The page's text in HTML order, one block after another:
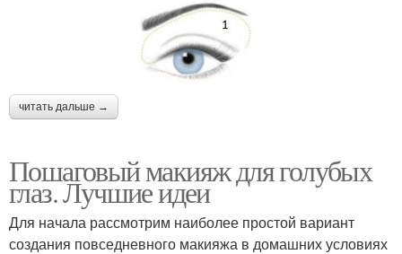
читать дальше →
Пошаговый макияж для голубых
глаз. Лучшие идеи
Для начала рассмотрим наиболее простой вариант
создания повседневного макияжа в домашних условиях